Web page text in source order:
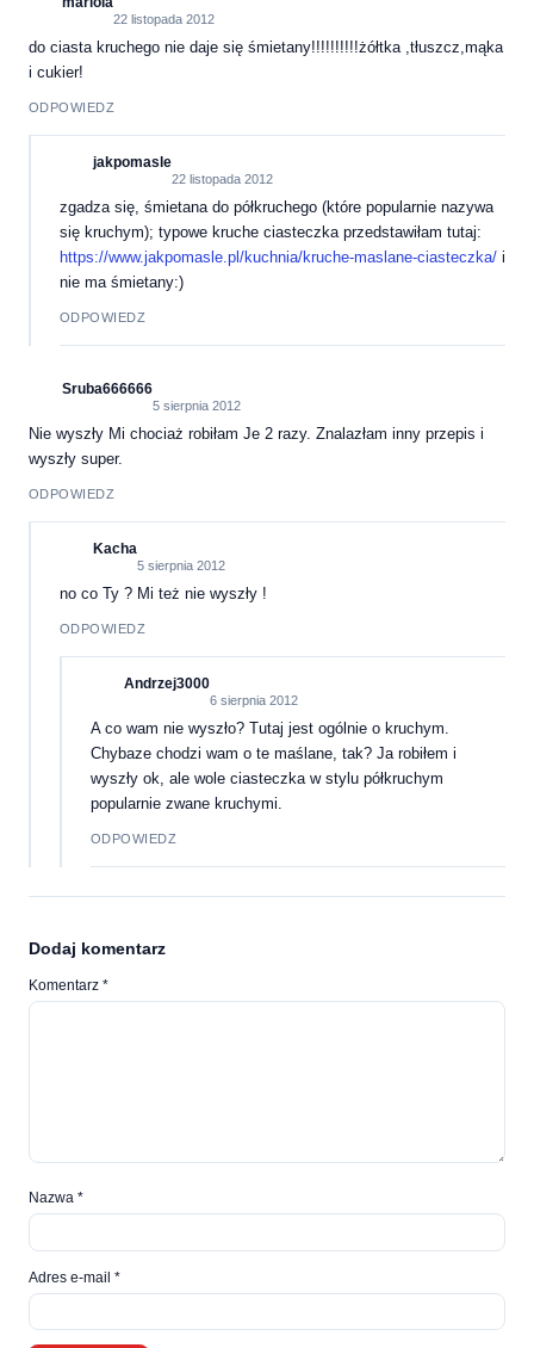
22 listopada 2012
do ciasta kruchego nie daje się śmietany!!!!!!!!!!żółtka ,tłuszcz,mąka
i cukier!
ODPOWIEDZ
jakpomasle
22 listopada 2012
zgadza się, śmietana do półkruchego (które popularnie nazywa
się kruchym); typowe kruche ciasteczka przedstawiłam tutaj:
https://www.jakpomasle.pl/kuchnia/kruche-maslane-ciasteczka/ i
nie ma śmietany:)
ODPOWIEDZ
Sruba666666
5 sierpnia 2012
Nie wyszły Mi chociaż robiłam Je 2 razy. Znalazłam inny przepis i
wyszły super.
ODPOWIEDZ
Kacha
5 sierpnia 2012
no co Ty ? Mi też nie wyszły !
ODPOWIEDZ
Andrzej3000
6 sierpnia 2012
A co wam nie wyszło? Tutaj jest ogólnie o kruchym.
Chybaze chodzi wam o te maślane, tak? Ja robiłem i
wyszły ok, ale wole ciasteczka w stylu półkruchym
popularnie zwane kruchymi.
ODPOWIEDZ
Dodaj komentarz
Komentarz *
Nazwa *
Adres e-mail *